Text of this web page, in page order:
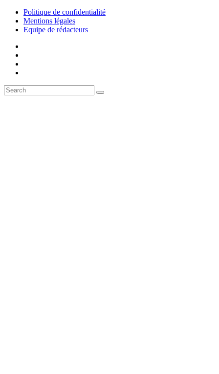
Politique de confidentialité
Mentions légales
Equipe de rédacteurs